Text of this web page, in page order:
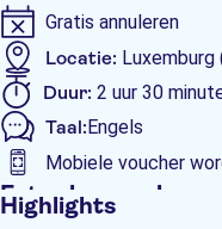
gebied, waar u de stilte
Neumünster induikt. U
van het Groothertogdom
oorsprong van de taal uit
tunnels die Casemates
gids enkele inside jokes
het moderne leven van
beantwoorden die u heeft.
Tijdens de rondleiding
Gratis annuleren
Locatie: Luxemburg
Duur: 2 uur 30
Taal:Engels
Mobiele voucher
Extra kenmerken
Highlights